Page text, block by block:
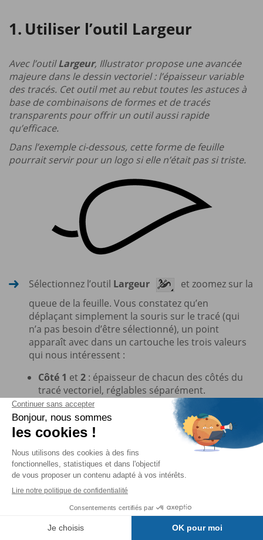
Utiliser l’outil Largeur
Avec l’outilLargeur, Illustrator propose une avancée
majeure dans le dessin vectoriel : l’épaisseur variable
des tracés. Cet outil met au rebut toutes les astuces à
base de combinaisons de formes et de tracés
transparents pour offrir un outil aussi rapide
qu’efficace.
Dans l’exemple ci-dessous, cette forme de feuille
pourrait servir pour un logo si elle n’était pas si triste.
Sélectionnez l’outil Largeur
et zoomez sur la
queue de la feuille. Vous constatez qu’en
déplaçant simplement la souris sur le tracé (qui
n’a pas besoin d’être sélectionné), un point
apparaît avec dans un cartouche les trois valeurs
qui nous intéressent :
Côté 1 et2 : épaisseur de chacun des côtés du
tracé vectoriel, réglables séparément.
Largeur: épaisseur totale du tracé.
Table des matières